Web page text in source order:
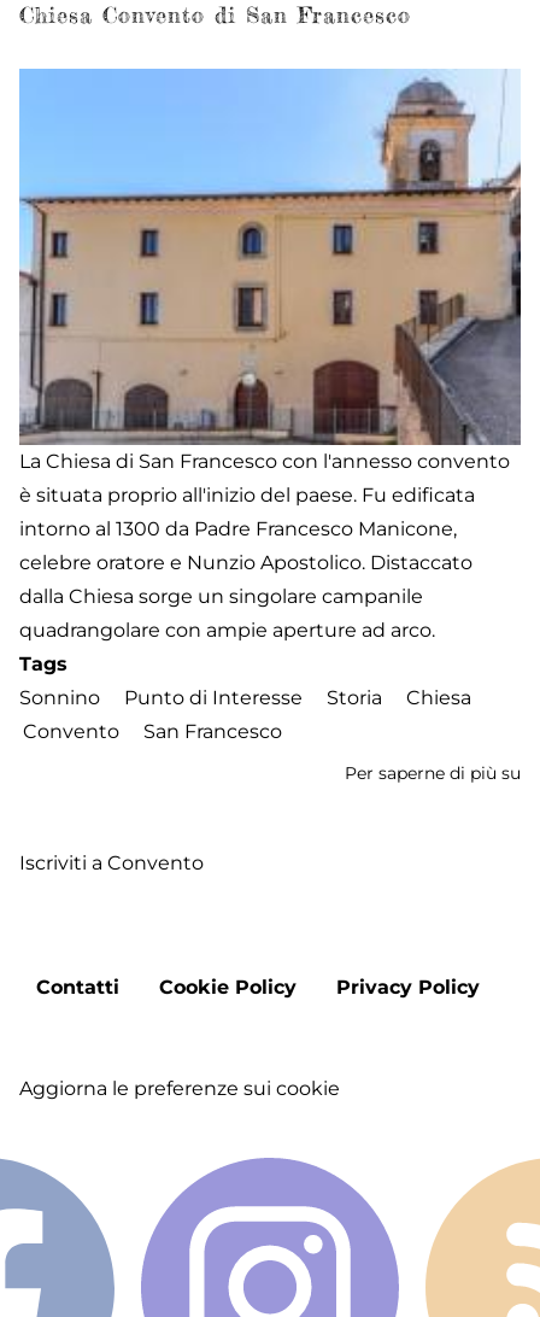
Chiesa Convento di San Francesco
La Chiesa di San Francesco con l'annesso convento
è situata proprio all'inizio del paese. Fu edificata
intorno al 1300 da Padre Francesco Manicone,
celebre oratore e Nunzio Apostolico. Distaccato
dalla Chiesa sorge un singolare campanile
quadrangolare con ampie aperture ad arco.
Tags
Sonnino
Punto di Interesse Storia
Chiesa
Convento
San Francesco
Per saperne di più su
Iscriviti a Convento
Footer
Contatti Cookie Policy Privacy Policy
Aggiorna le preferenze sui cookie